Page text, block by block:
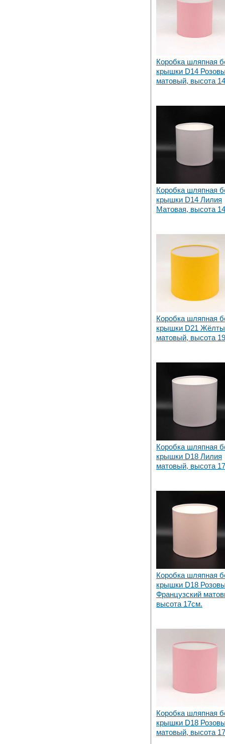
Коробка шляпная
крышки D14
матовый, высота
Коробка шляпная
крышки D14 Лилия
Матовая, высота
Коробка шляпная
крышки D21
матовый, высота
Коробка шляпная
крышки D18 Лилия
матовый, высота
Коробка шляпная
крышки D18
Французский
высота 17см.
Коробка шляпная
крышки D18
матовый, высота